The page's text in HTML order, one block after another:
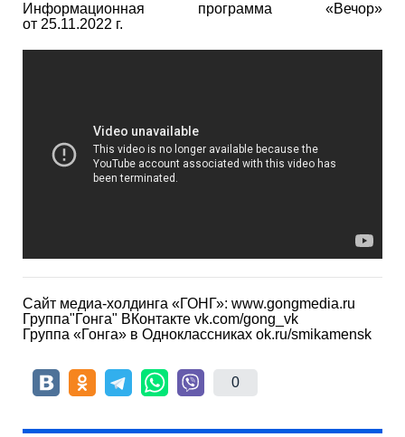
Информационная программа «Вечор»
от 25.11.2022 г.
Сайт медиа-холдинга «ГОНГ»: www.gongmedia.ru
Группа"Гонга" ВКонтакте vk.com/gong_vk
Группа «Гонга» в Одноклассниках ok.ru/smikamensk
0